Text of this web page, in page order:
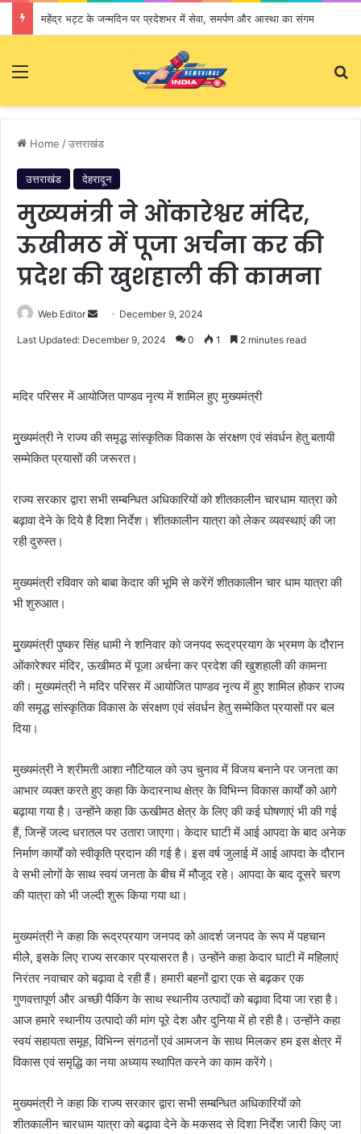
महेंद्र भट्ट के जन्मदिन पर प्रदेशभर में सेवा, समर्पण और आस्था का संगम
Home /उत्तराखंड
उत्तराखंड देहरादून
मुुख्यमंत्री ने ओंकारेश्वर मंदिर,
ऊखीमठ में पूजा अर्चना कर की
प्रदेश की खुशहाली की कामना
Web Editor
a
e
December 9, 2024
Last Updated: December 9, 2024 0 1 2 minutes read
मदिर परिसर में आयोजित पाण्डव नृत्य में शामिल हुए मुख्यमंत्री
मुुख्यमंत्री ने राज्य की समृद्ध सांस्कृतिक विकास के संरक्षण एवं संवर्धन हेतु बतायी
सम्मेकित प्रयासों की जरूरत।
राज्य सरकार द्वारा सभी सम्बन्धित अधिकारियों को शीतकालीन चारधाम यात्रा को
बढ़ावा देने के दिये है दिशा निर्देश। शीतकालीन यात्रा को लेकर व्यवस्थाएं की जा
रही दुरुस्त।
मुख्यमंत्री रविवार को बाबा केदार की भूमि से करेंगें शीतकालीन चार धाम यात्रा की
भी शुरुआत।
मुुख्यमंत्री पुष्कर सिंह धामी ने शनिवार को जनपद रूद्रप्रयाग के भ्रमण के दौरान
ओंकारेश्वर मंदिर, ऊखीमठ में पूजा अर्चना कर प्रदेश की खुशहाली की कामना
की। मुख्यमंत्री ने मदिर परिसर में आयोजित पाण्डव नृत्य में हुए शामिल होकर राज्य
की समृद्ध सांस्कृतिक विकास के संरक्षण एवं संवर्धन हेतु सम्मेकित प्रयासों पर बल
दिया।
मुख्यमंत्री ने श्रीमती आशा नौटियाल को उप चुनाव में विजय बनाने पर जनता का
आभार व्यक्त करते हुए कहा कि केदारनाथ क्षेत्र के विभिन्न विकास कार्यों को आगे
बढ़ाया गया है। उन्होंने कहा कि ऊखीमठ क्षेत्र के लिए की कई घोषणाएं भी की गई
हैं, जिन्हें जल्द धरातल पर उतारा जाएगा। केदार घाटी में आई आपदा के बाद अनेक
निर्माण कार्यों को स्वीकृति प्रदान की गई है। इस वर्ष जुलाई में आई आपदा के दौरान
वे सभी लोगों के साथ स्वयं जनता के बीच में मौजूद रहे। आपदा के बाद दूसरे चरण
की यात्रा को भी जल्दी शुरू किया गया था।
मुख्यमंत्री ने कहा कि रूद्रप्रयाग जनपद को आदर्श जनपद के रूप में पहचान
मीलेे, इसके लिए राज्य सरकार प्रयासरत है। उन्होंने कहा केदार घाटी में महिलाएं
निरंतर नवाचार को बढ़ावा दे रही हैं। हमारी बहनों द्वारा एक से बढ़कर एक
गुणवत्तापूर्ण और अच्छी पैकिंग के साथ स्थानीय उत्पादों को बढ़ावा दिया जा रहा है।
आज हमारे स्थानीय उत्पादो की मांग पूरे देश और दुनिया में हो रही है। उन्होंने कहा
स्वयं सहायता समूह, विभिन्न संगठनों एवं आमजन के साथ मिलकर हम इस क्षेत्र में
विकास एवं समृद्धि का नया अध्याय स्थापित करने का काम करेंगे।
मुख्यमंत्री ने कहा कि राज्य सरकार द्वारा सभी सम्बन्धित अधिकारियों को
शीतकालीन चारधाम यात्रा को बढ़ावा देने के मकसद से दिशा निर्देश जारी किए जा